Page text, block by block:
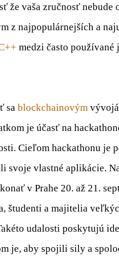
že vaša zručnosť
z najpopulárnejších a
medzi často používané
sa blockchainovým
je účasť na
Cieľom hackathonu je
svoje vlastné aplikácie.
v Prahe 20. až 21.
študenti a majitelia
udalosti poskytujú
je, aby spojili sily a